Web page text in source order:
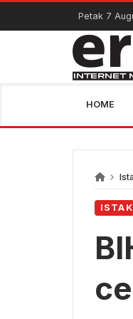
Skip
content
Petak 7
HOME